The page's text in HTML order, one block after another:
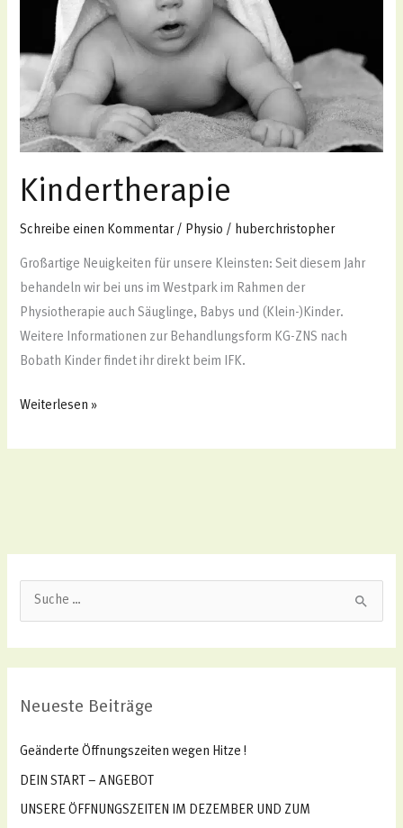
Kindertherapie
Schreibe einen Kommentar / Physio / huberchristopher
Großartige Neuigkeiten für unsere Kleinsten: Seit diesem Jahr
behandeln wir bei uns im Westpark im Rahmen der
Physiotherapie auch Säuglinge, Babys und (Klein-)Kinder.
Weitere Informationen zur Behandlungsform KG-ZNS nach
Bobath Kinder findet ihr direkt beim IFK.
Weiterlesen »
e
a
c
Neueste Beiträge
Geänderte Öffnungszeiten wegen Hitze !
DEIN START – ANGEBOT
UNSERE ÖFFNUNGSZEITEN IM DEZEMBER UND ZUM